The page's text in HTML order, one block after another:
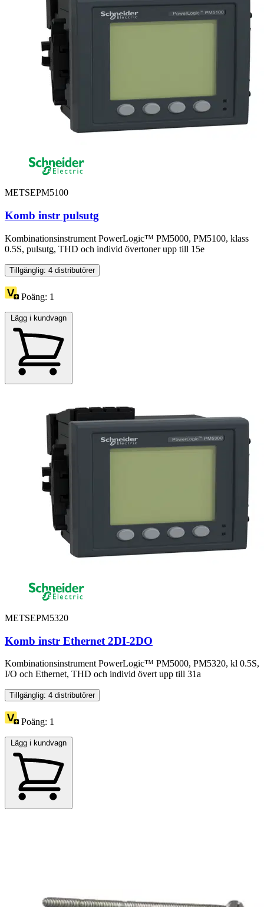
METSEPM5100
Komb instr pulsutg
Kombinationsinstrument PowerLogic™ PM5000, PM5100, klass
0.5S, pulsutg, THD och individ övertoner upp till 15e
Tillgänglig: 4 distributörer
Poäng: 1
Lägg i kundvagn
METSEPM5320
Komb instr Ethernet 2DI-2DO
Kombinationsinstrument PowerLogic™ PM5000, PM5320, kl 0.5S,
I/O och Ethernet, THD och individ övert upp till 31a
Tillgänglig: 4 distributörer
Poäng: 1
Lägg i kundvagn